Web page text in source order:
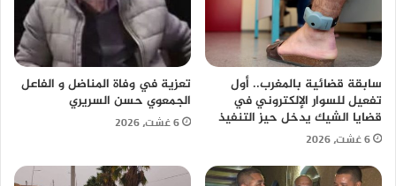
سابقة قضائية بالمغرب.. أول
تفعيل للسوار الإلكتروني في
قضايا الشيك يدخل حيز التنفيذ
6 غشت، 2026
تعزية في وفاة المناضل و الفاعل
الجمعوي حسن السريري
6 غشت، 2026